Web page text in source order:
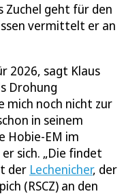
Zuchel geht für den
vermittelt er an
2026, sagt Klaus
Drohung
mich noch nicht zur
in seinem
Hobie-EM im
sich. „Die findet
der Lechenicher, der
(RSCZ) an den